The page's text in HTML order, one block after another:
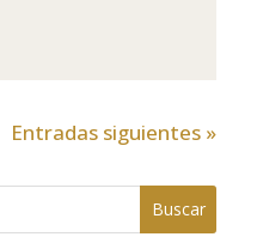
Entradas siguientes »